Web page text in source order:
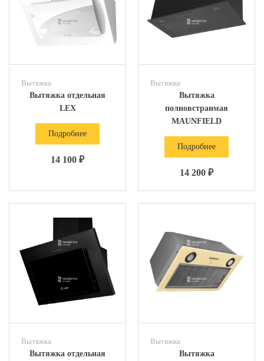
Вытяжка
Вытяжка отдельная
LEX
Подробнее
14 100 ₽
Вытяжка
Вытяжка
полновстраимая
MAUNFIELD
Подробнее
14 200 ₽
Вытяжка
Вытяжка отдельная
Вытяжка
Вытяжка